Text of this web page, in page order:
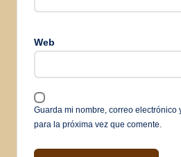
Web
Guarda mi nombre, correo electrónico
para la próxima vez que comente.